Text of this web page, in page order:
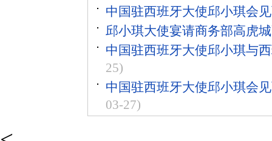
中国驻西班牙大使邱小琪会
邱小琪大使宴请商务部高虎
中国驻西班牙大使邱小琪与
25)
中国驻西班牙大使邱小琪会
03-27)